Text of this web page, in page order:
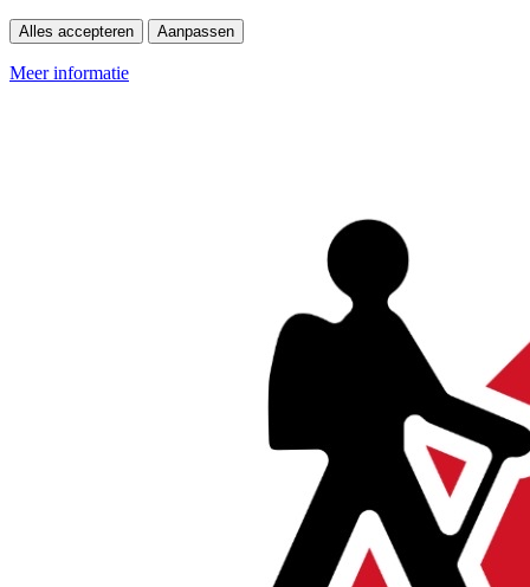
Alles accepteren Aanpassen
Meer informatie